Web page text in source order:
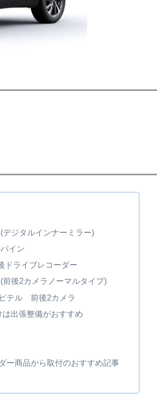
ジタルインナーミラー)
イン
ライブレコーダー
後2カメラノーマルタイプ)
テル 前後2カメラ
出張整備がおすすめ
商品から取付のおすすめ記事